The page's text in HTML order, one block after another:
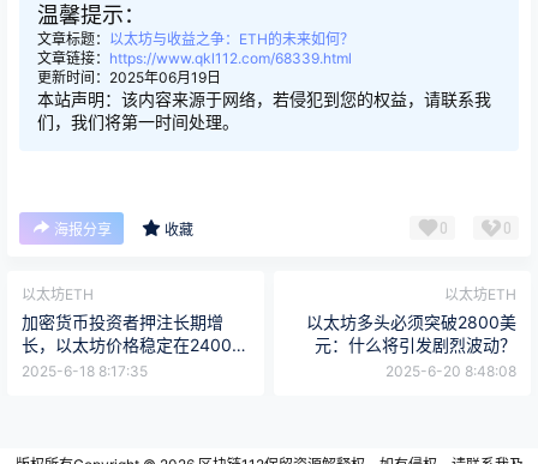
温馨提示：
文章标题： 以太坊与收益之争：ETH的未来如何？
文章链接： https://www.qkl112.com/68339.html
更新时间：2025年06月19日
本站声明：该内容来源于网络，若侵犯到您的权益，请联系我
们，我们将第一时间处理。
海报分享 收藏 0 0
以太坊ETH
加密货币投资者押注长期增
长，以太坊价格稳定在2400万
美元附近
2025-6-18 8:17:35
以太坊ETH
以太坊多头必须突破2800美
元：什么将引发剧烈波动？
2025-6-20 8:48:08